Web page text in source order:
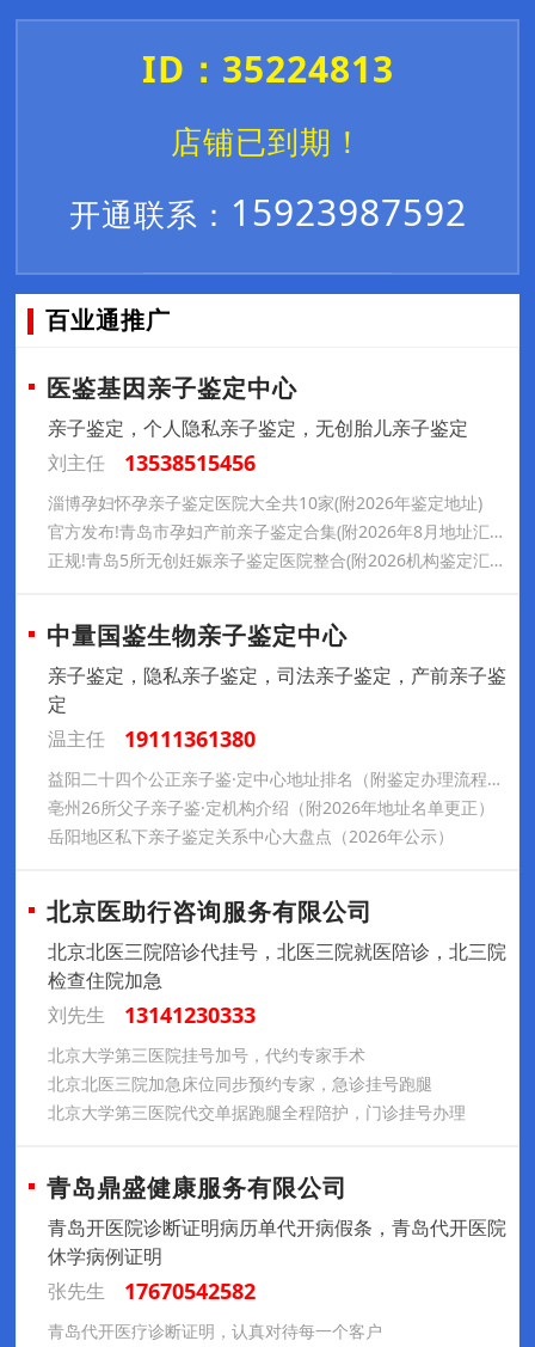
ID：35224813
店铺已到期！
开通联系： 15923987592
百业通推广
医鉴基因亲子鉴定中心
亲子鉴定，个人隐私亲子鉴定，无创胎儿亲子鉴定
刘主任
13538515456
淄博孕妇怀孕亲子鉴定医院大全共10家(附2026年鉴定地址)
官方发布!青岛市孕妇产前亲子鉴定合集(附2026年8月地址汇总)
正规!青岛5所无创妊娠亲子鉴定医院整合(附2026机构鉴定汇总)
中量国鉴生物亲子鉴定中心
亲子鉴定，隐私亲子鉴定，司法亲子鉴定，产前亲子鉴
定
温主任
19111361380
益阳二十四个公正亲子鉴·定中心地址排名（附鉴定办理流程费用）
亳州26所父子亲子鉴·定机构介绍（附2026年地址名单更正）
岳阳地区私下亲子鉴定关系中心大盘点（2026年公示）
北京医助行咨询服务有限公司
北京北医三院陪诊代挂号，北医三院就医陪诊，北三院
检查住院加急
刘先生
13141230333
北京大学第三医院挂号加号，代约专家手术
北京北医三院加急床位同步预约专家，急诊挂号跑腿
北京大学第三医院代交单据跑腿全程陪护，门诊挂号办理
青岛鼎盛健康服务有限公司
青岛开医院诊断证明病历单代开病假条，青岛代开医院
休学病例证明
张先生
17670542582
青岛代开医疗诊断证明，认真对待每一个客户